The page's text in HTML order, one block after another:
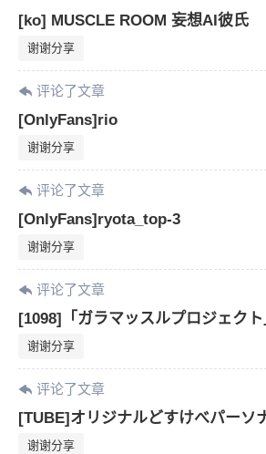
[ko] MUSCLE ROOM 妄想AI彼氏
谢谢分享
评论了文章
[OnlyFans]rio
谢谢分享
评论了文章
[OnlyFans]ryota_top-3
谢谢分享
评论了文章
[1098]「ガラマッスルプロジェク
谢谢分享
评论了文章
[TUBE]オリジナルどすけべパーソ
谢谢分享